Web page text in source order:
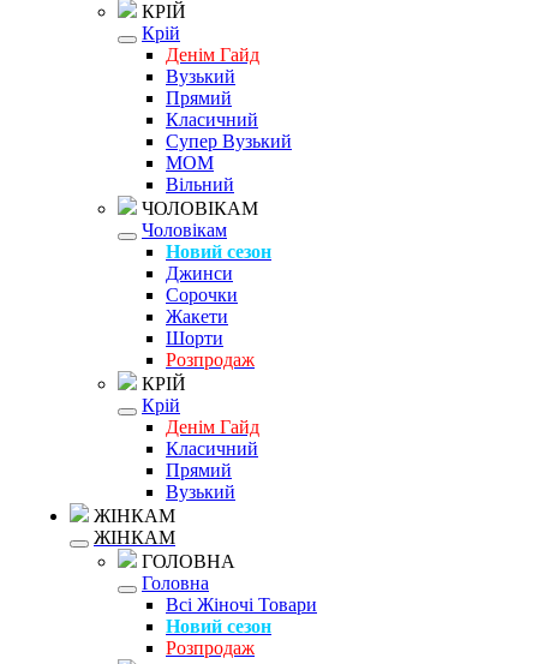
КРІЙ
Крій
Денім Гайд
Вузький
Прямий
Класичний
Супер Вузький
MOM
Вільний
ЧОЛОВІКАМ
Чоловікам
Новий сезон
Джинси
Сорочки
Жакети
Шорти
Розпродаж
КРІЙ
Крій
Денім Гайд
Класичний
Прямий
Вузький
ЖІНКАМ
ЖІНКАМ
ГОЛОВНА
Головна
Всі Жіночі Товари
Новий сезон
Розпродаж